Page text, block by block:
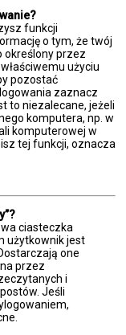
funkcji
o tym, że twój
określony przez
użyciu
pozostać
zaznacz
to niezalecane, jeżeli
komputera, np. w
komputerowej w
tej funkcji, oznacza
ciasteczka
użytkownik jest
one
przez
i
Jeśli